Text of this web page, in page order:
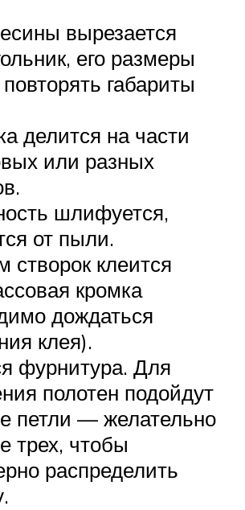
вырезается
его размеры
габариты
делится на части
или разных
шлифуется,
от пыли.
створок клеится
кромка
дождаться
клея).
фурнитура. Для
полотен подойдут
петли — желательно
трех, чтобы
распределить